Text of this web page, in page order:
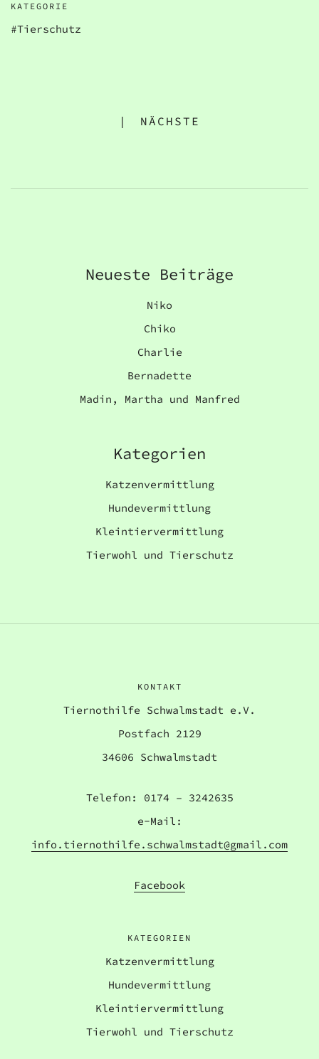
KATEGORIE
Tierschutz
| NÄCHSTE
Neueste Beiträge
Niko
Chiko
Charlie
Bernadette
Madin, Martha und Manfred
Kategorien
Katzenvermittlung
Hundevermittlung
Kleintiervermittlung
Tierwohl und Tierschutz
KONTAKT
Tiernothilfe Schwalmstadt e.V.
Postfach 2129
34606 Schwalmstadt
Telefon: 0174 – 3242635
e-Mail:
info.tiernothilfe.schwalmstadt@gmail.com
Facebook
KATEGORIEN
Katzenvermittlung
Hundevermittlung
Kleintiervermittlung
Tierwohl und Tierschutz